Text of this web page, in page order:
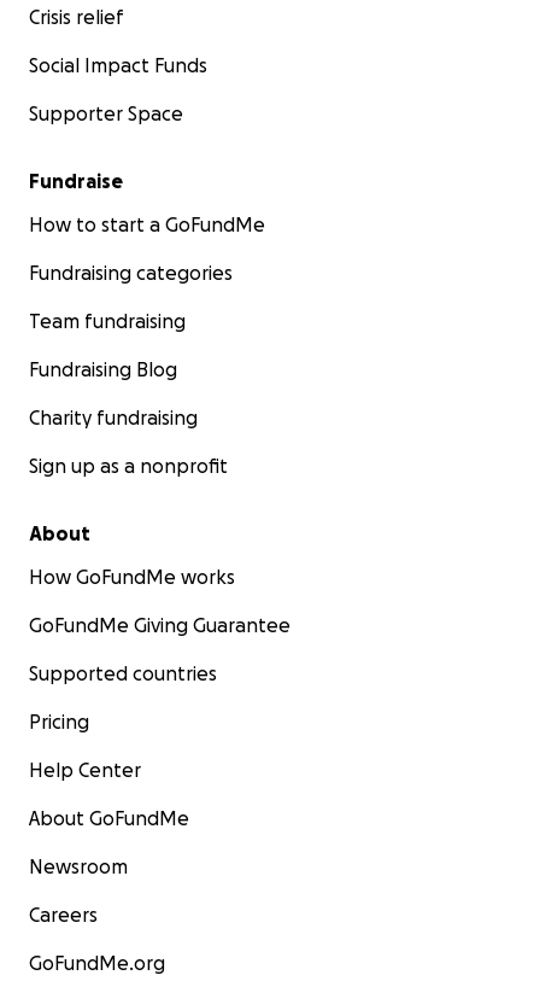
Crisis relief
Social Impact Funds
Supporter Space
Fundraise
How to start a GoFundMe
Fundraising categories
Team fundraising
Fundraising Blog
Charity fundraising
Sign up as a nonprofit
About
How GoFundMe works
GoFundMe Giving Guarantee
Supported countries
Pricing
Help Center
About GoFundMe
Newsroom
Careers
GoFundMe.org